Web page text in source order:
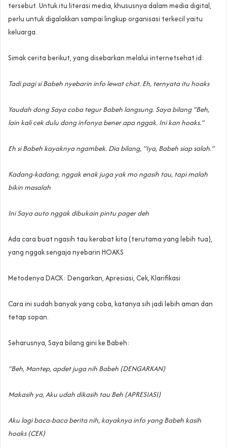
tersebut. Untuk itu literasi media, khususnya dalam media digital,
perlu untuk digalakkan sampai lingkup organisasi terkecil yaitu
keluarga.
Simak cerita berikut, yang disebarkan melalui internetsehat.id:
Tadi pagi si Babeh nyebarin info lewat chat. Eh, ternyata itu hoaks
Yaudah dong Saya coba tegur Babeh langsung. Saya bilang “Beh,
lain kali cek dulu dong infonya bener apa nggak. Ini kan hoaks.”
Eh si Babeh kayaknya ngambek. Dia bilang, “Iya, Babeh siap salah.”
Kadang-kadang, nggak enak juga yak mo ngasih tau, tapi malah
bikin masalah
Ini Saya auto nggak dibukain pintu pager deh
Ada cara buat ngasih tau kerabat kita (terutama yang lebih tua),
yang nggak sengaja nyebarin HOAKS
Metodenya DACK: Dengarkan, Apresiasi, Cek, Klarifikasi
Cara ini sudah banyak yang coba, katanya sih jadi lebih aman dan
tetap sopan.
Seharusnya, Saya bilang gini ke Babeh:
“Beh, Mantep, apdet juga nih Babeh (DENGARKAN)
Makasih ya, Aku udah dikasih tau Beh (APRESIASI)
Aku lagi baca-baca berita nih, kayaknya info yang Babeh kasih
hoaks (CEK)